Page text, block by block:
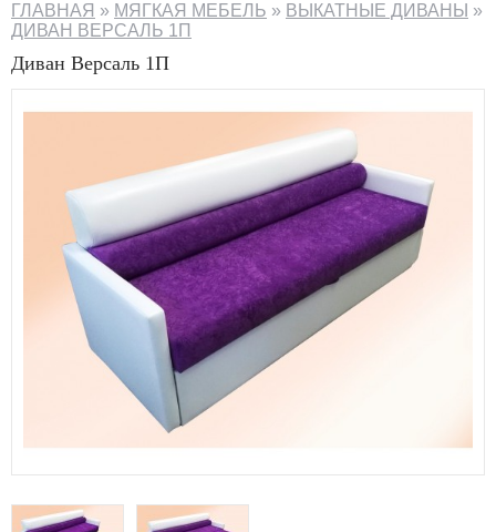
ГЛАВНАЯ » МЯГКАЯ МЕБЕЛЬ » ВЫКАТНЫЕ ДИВАНЫ »
ДИВАН ВЕРСАЛЬ 1П
Диван Версаль 1П